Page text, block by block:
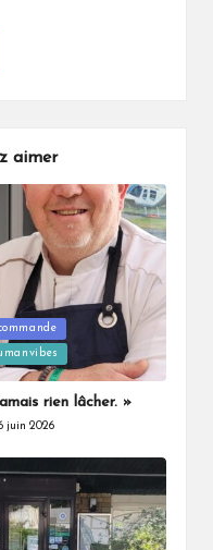
aimer
rien lâcher. »
juin 2026